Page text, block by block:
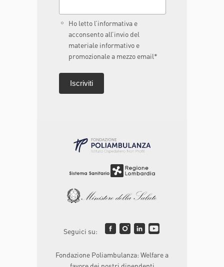
Ho letto l’informativa e
acconsento all’invio del
materiale informativo e
promozionale a mezzo email*
Seguici su:
Fondazione Poliambulanza: Welfare a